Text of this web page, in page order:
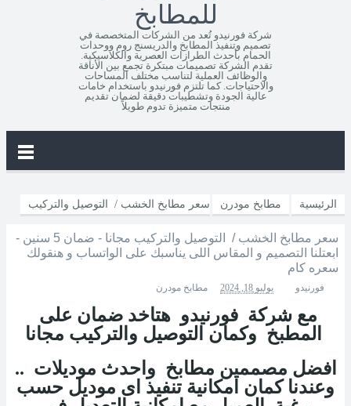
للمطابخ
شركة فورنيدو تُعد من الشركات المتخصصة في
تصميم وتنفيذ المطابخ والدريسنج روم ووحدات
الحمام بأحدث الطرازات العصرية والكلاسيكية.
تقدم الشركة تصميمات مبتكرة تجمع بين الأناقة
والوظائف العملية لتناسب مختلف المساحات
والاحتياجات. كما تلتزم فورنيدو باستخدام خامات
عالية الجودة وتشطيبات دقيقة لضمان تقديم
منتجات متميزة تدوم طويلاً
الرئيسية مطابخ مودرن سعر مطابخ الخشب / التوصيل والتركيب
مجانا - ضمان 5 سنين - ابعتلنا التصميم و المقاس اللى يناسبك على
الواتساب و هنقولك سعره كام
سعر مطابخ الخشب / التوصيل والتركيب مجانا - ضمان 5 سنين -
ابعتلنا التصميم و المقاس اللى يناسبك على الواتساب و هنقولك
سعره كام
فورنيدو يوليو 18, 2024 مطابخ مودرن
افضل مصممين مطابخ واحدث موديلات ..
وعندنا كمان امكانية تنفيذ اى موديل حسب